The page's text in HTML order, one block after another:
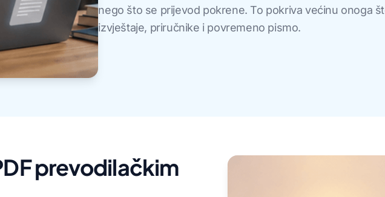
nego što se prijevod pokrene. To pokriva većinu onoga
izvještaje, priručnike i povremeno pismo.
prevodilačkim